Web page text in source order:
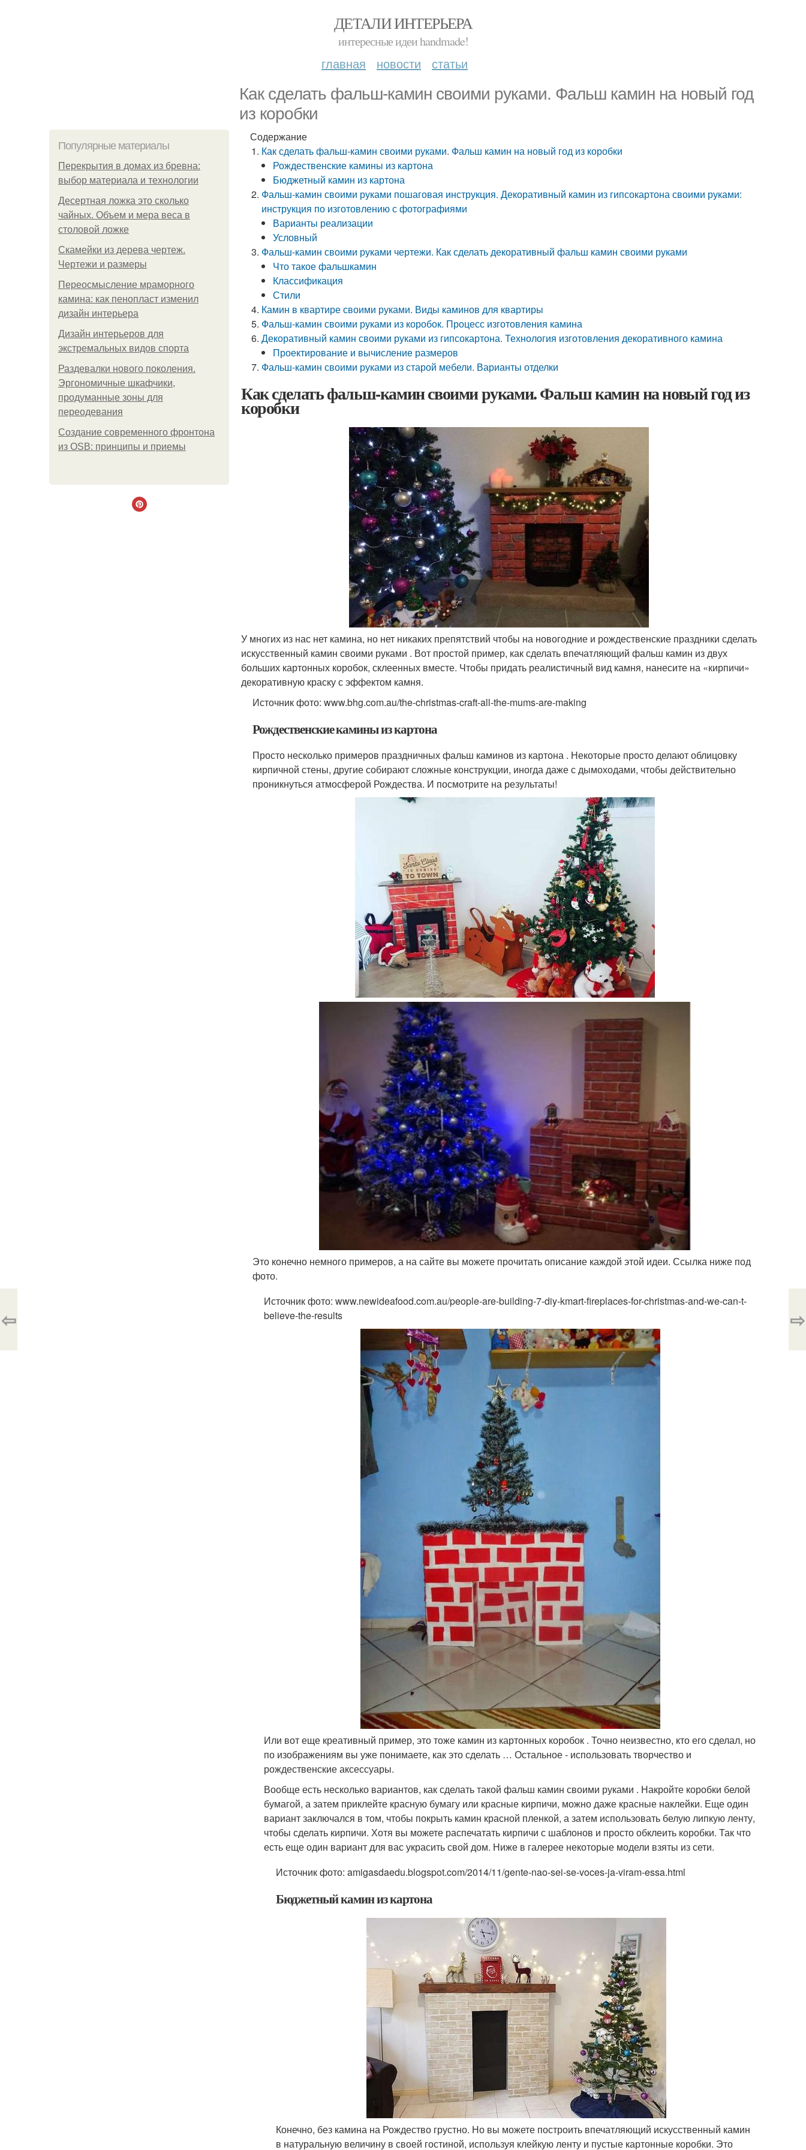
ДЕТАЛИ ИНТЕРЬЕРА
интересные идеи handmade!
главная новости статьи
Как сделать фальш-камин своими руками. Фальш камин на новый год
из коробки
Популярные материалы
Перекрытия в домах из бревна:
выбор материала и технологии
Десертная ложка это сколько
чайных. Объем и мера веса в
столовой ложке
Скамейки из дерева чертеж.
Чертежи и размеры
Переосмысление мраморного
камина: как пенопласт изменил
дизайн интерьера
Дизайн интерьеров для
экстремальных видов спорта
Раздевалки нового поколения.
Эргономичные шкафчики,
продуманные зоны для
переодевания
Создание современного фронтона
из OSB: принципы и приемы
Содержание
Как сделать фальш-камин своими руками. Фальш камин на новый год из коробки
Рождественские камины из картона
Бюджетный камин из картона
Фальш-камин своими руками пошаговая инструкция. Декоративный камин из гипсокартона своими руками:
инструкция по изготовлению с фотографиями
Варианты реализации
Условный
Фальш-камин своими руками чертежи. Как сделать декоративный фальш камин своими руками
Что такое фальшкамин
Классификация
Стили
Камин в квартире своими руками. Виды каминов для квартиры
Фальш-камин своими руками из коробок. Процесс изготовления камина
Декоративный камин своими руками из гипсокартона. Технология изготовления декоративного камина
Проектирование и вычисление размеров
Фальш-камин своими руками из старой мебели. Варианты отделки
Как сделать фальш-камин своими руками. Фальш камин на новый год из
коробки
У многих из нас нет камина, но нет никаких препятствий чтобы на новогодние и рождественские праздники сделать
искусственный камин своими руками . Вот простой пример, как сделать впечатляющий фальш камин из двух
больших картонных коробок, склеенных вместе. Чтобы придать реалистичный вид камня, нанесите на «кирпичи»
декоративную краску с эффектом камня.
Источник фото: www.bhg.com.au/the-christmas-craft-all-the-mums-are-making
Рождественские камины из картона
Просто несколько примеров праздничных фальш каминов из картона . Некоторые просто делают облицовку
кирпичной стены, другие собирают сложные конструкции, иногда даже с дымоходами, чтобы действительно
проникнуться атмосферой Рождества. И посмотрите на результаты!
Это конечно немного примеров, а на сайте вы можете прочитать описание каждой этой идеи. Ссылка ниже под
фото.
Источник фото: www.newideafood.com.au/people-are-building-7-diy-kmart-fireplaces-for-christmas-and-we-can-t-
believe-the-results
Или вот еще креативный пример, это тоже камин из картонных коробок . Точно неизвестно, кто его сделал, но
по изображениям вы уже понимаете, как это сделать … Остальное - использовать творчество и
рождественские аксессуары.
Вообще есть несколько вариантов, как сделать такой фальш камин своими руками . Накройте коробки белой
бумагой, а затем приклейте красную бумагу или красные кирпичи, можно даже красные наклейки. Еще один
вариант заключался в том, чтобы покрыть камин красной пленкой, а затем использовать белую липкую ленту,
чтобы сделать кирпичи. Хотя вы можете распечатать кирпичи с шаблонов и просто обклеить коробки. Так что
есть еще один вариант для вас украсить свой дом. Ниже в галерее некоторые модели взяты из сети.
Источник фото: amigasdaedu.blogspot.com/2014/11/gente-nao-sei-se-voces-ja-viram-essa.html
Бюджетный камин из картона
Конечно, без камина на Рождество грустно. Но вы можете построить впечатляющий искусственный камин
в натуральную величину в своей гостиной, используя клейкую ленту и пустые картонные коробки. Это
⇦ ⇨